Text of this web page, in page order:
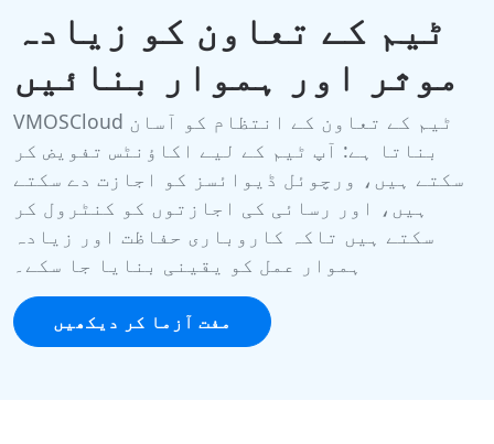
ٹیم کے تعاون کو زیادہ
موثر اور ہموار بنائیں
VMOSCloud ٹیم کے تعاون کے انتظام کو آسان
بناتا ہے: آپ ٹیم کے لیے اکاؤنٹس تفویض کر
سکتے ہیں، ورچوئل ڈیوائسز کو اجازت دے سکتے
ہیں، اور رسائی کی اجازتوں کو کنٹرول کر
سکتے ہیں تاکہ کاروباری حفاظت اور زیادہ
ہموار عمل کو یقینی بنایا جا سکے۔
مفت آزما کر دیکھیں